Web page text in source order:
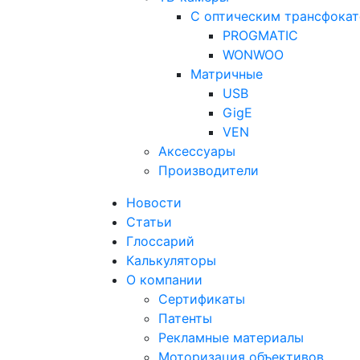
С оптическим
PROGMATIC
WONWOO
Матричные
USB
GigE
VEN
Аксессуары
Производители
Новости
Статьи
Глоссарий
Калькуляторы
О компании
Сертификаты
Патенты
Рекламные материалы
Моторизация объективов